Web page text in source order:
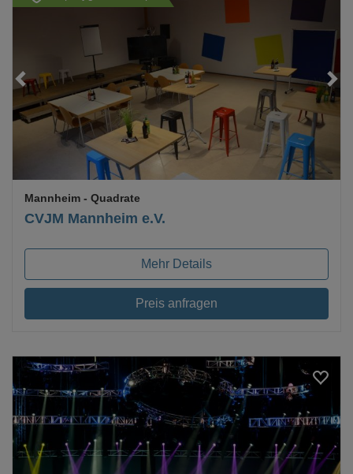
Loading...
CVJM Mannheim e.V.
Mannheim - Quadrate
Mehr Details
Preis anfragen
Loading...